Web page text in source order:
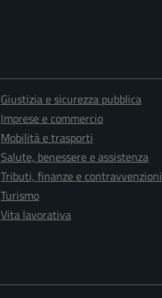
Giustizia e sicurezza pubblica
Imprese e commercio
Mobilità e trasporti
Salute, benessere e assistenza
Tributi, finanze e contravvenzioni
Turismo
Vita lavorativa